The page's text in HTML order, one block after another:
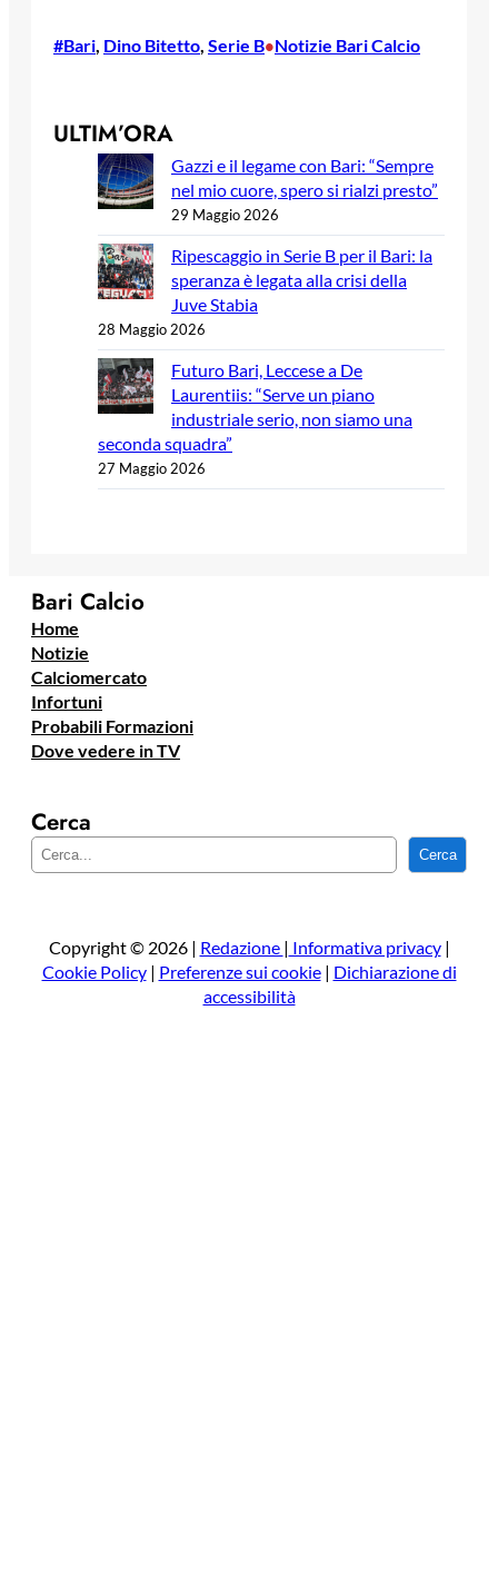
#Bari, Dino Bitetto, Serie B•Notizie Bari Calcio
ULTIM’ORA
Gazzi e il legame con Bari: “Sempre
nel mio cuore, spero si rialzi presto”
29 Maggio 2026
Ripescaggio in Serie B per il Bari: la
speranza è legata alla crisi della
Juve Stabia
28 Maggio 2026
Futuro Bari, Leccese a De
Laurentiis: “Serve un piano
industriale serio, non siamo una
seconda squadra”
27 Maggio 2026
Bari Calcio
Home
Notizie
Calciomercato
Infortuni
Probabili Formazioni
Dove vedere in TV
Cerca
e
a
Cerca
Copyright © 2026 | Redazione | Informativa privacy|
Cookie Policy| Preferenze sui cookie| Dichiarazione di
accessibilità